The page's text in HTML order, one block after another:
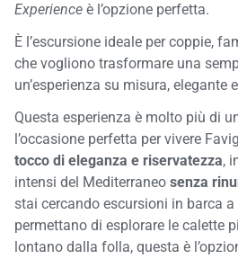
Experience è l’opzione perfetta.
È l’escursione ideale per coppie,
che vogliono trasformare una
un’esperienza su misura, elegante
Questa esperienza è molto più di
l’occasione perfetta per vivere
tocco di eleganza e riservatezza,
intensi del Mediterraneo senza
stai cercando escursioni in barca
permettano di esplorare le calette
lontano dalla folla, questa è